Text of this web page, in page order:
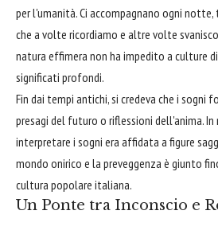
per l'umanità. Ci accompagnano ogni
che a volte ricordiamo e altre volte
natura effimera non ha impedito a culture
significati profondi.
Fin dai tempi antichi, si credeva che i sogni
presagi del futuro o riflessioni dell'anima.
interpretare i sogni era affidata a figure
mondo onirico e la preveggenza è giunto
cultura popolare italiana.
Un Ponte tra Inconscio e